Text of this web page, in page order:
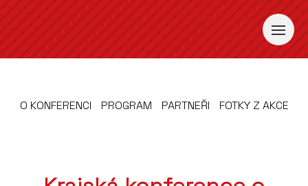
O KONFERENCI PROGRAM PARTNEŘI FOTKY Z AKCE